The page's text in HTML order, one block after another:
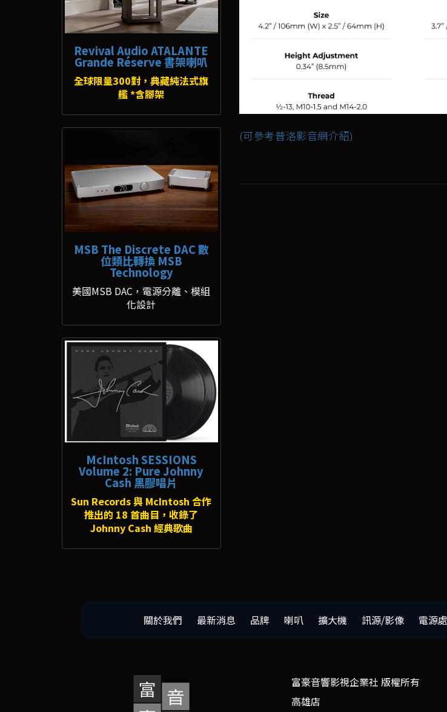
Revival Audio ATALANTE
Grande Réserve 書架喇叭
全球限量300對，典藏純法式旗
艦 *含腳架
MSB The Discrete DAC 數
位類比轉換 MSB
Technology
美國MSB DAC，電源分離、模組
化設計
McIntosh SESSIONS
Volume 2: Pure Johnny
Cash 黑膠唱片
Sun Records 與 McIntosh 合作
推出的 18 首曲目，收錄了
Johnny Cash 經典歌曲
(可參考普洛影音網介紹)
關於我們 最新消息 品牌 喇叭 擴大機 訊源/影像 電源
富豪音響影視企業社 版權所有
高雄店